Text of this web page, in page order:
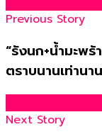
Previous Story
“รังนก+น้ำมะพ
ตราบนานเท่านาน
Next Story